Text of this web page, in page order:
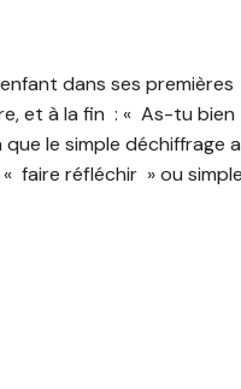
dans ses premières
et à la fin : « As-tu bien
le simple déchiffrage
faire réfléchir » ou